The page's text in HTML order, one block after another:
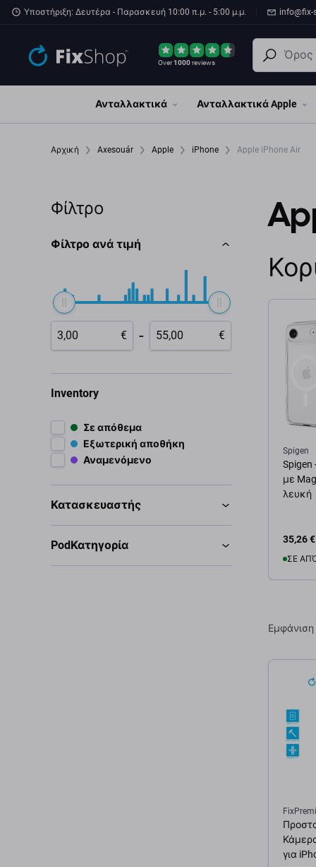
Παράβλεψη στο κύριο περιεχόμενο
Υποστήριξη: Δευτέρα - Παρασκευή 10:00 π.μ. - 5:00 μ.μ. info@fix-
Over1000reviews
Ανταλλακτικά Ανταλλακτικά Apple
Αρχική Axesouár Apple iPhone Apple iPhone Air
Φίλτρο
Φίλτρο ανά τιμή
€ - €
Inventory
Σε απόθεμα
Εξωτερική αποθήκη
Αναμενόμενο
Κατασκευαστής
PodΚατηγορία
Spigen
Spigen
με
λευκή
35,26 €
ΣΕ
Εμφάνιση
για